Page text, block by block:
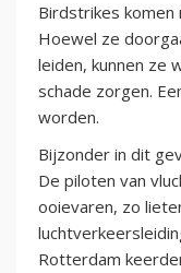
Birdstrikes komen
Hoewel ze
leiden, kunnen ze
schade zorgen.
worden.
Bijzonder in dit
De piloten van
ooievaren, zo
Rotterdam